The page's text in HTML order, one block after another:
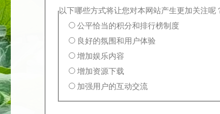
以下哪些方式将让您对本网站产生更加关注呢
公平恰当的积分和排行榜制度
良好的氛围和用户体验
增加娱乐内容
增加资源下载
加强用户的互动交流